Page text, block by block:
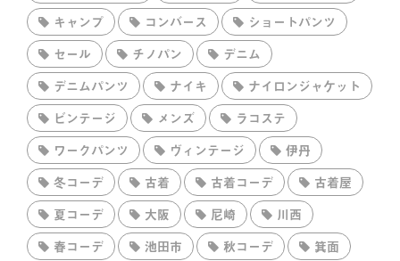
キャンプ
コンバース
ショートパンツ
セール
チノパン
デニム
デニムパンツ
ナイキ
ナイロンジャケット
ビンテージ
メンズ
ラコステ
ワークパンツ
ヴィンテージ
伊丹
冬コーデ
古着 古着コーデ
古着屋
夏コーデ
大阪 尼崎
川西
春コーデ
池田市 秋コーデ
箕面